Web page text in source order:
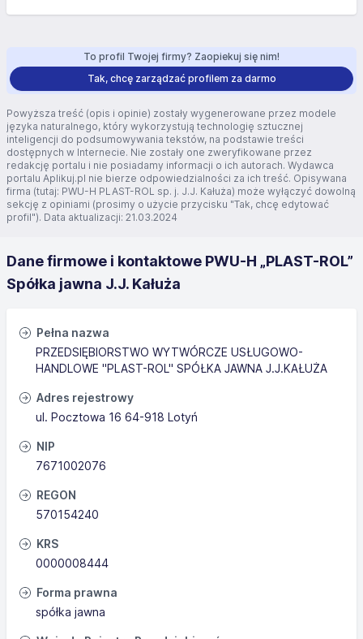
To profil Twojej firmy? Zaopiekuj się nim!
Tak, chcę zarządzać profilem za darmo
Powyższa treść (opis i opinie) zostały wygenerowane przez modele
języka naturalnego, który wykorzystują technologię sztucznej
inteligencji do podsumowywania tekstów, na podstawie treści
dostępnych w Internecie. Nie zostały one zweryfikowane przez
redakcję portalu i nie posiadamy informacji o ich autorach. Wydawca
portalu Aplikuj.pl nie bierze odpowiedzialności za ich treść. Opisywana
firma (tutaj: PWU-H PLAST-ROL sp. j. J.J. Kałuża) może wyłączyć dowolną
sekcję z opiniami (prosimy o użycie przycisku "Tak, chcę edytować
profil"). Data aktualizacji: 21.03.2024
Dane firmowe i kontaktowe PWU-H „PLAST-ROL”
Spółka jawna J.J. Kałuża
Pełna nazwa
PRZEDSIĘBIORSTWO WYTWÓRCZE USŁUGOWO-
HANDLOWE "PLAST-ROL" SPÓŁKA JAWNA J.J.KAŁUŻA
Adres rejestrowy
ul. Pocztowa 16 64-918 Lotyń
NIP
7671002076
REGON
570154240
KRS
0000008444
Forma prawna
spółka jawna